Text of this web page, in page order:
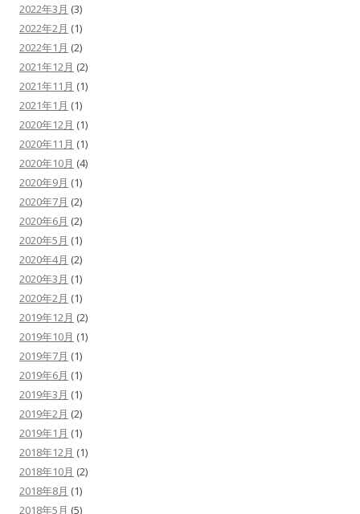
2022年3月 (3)
2022年2月 (1)
2022年1月 (2)
2021年12月 (2)
2021年11月 (1)
2021年1月 (1)
2020年12月 (1)
2020年11月 (1)
2020年10月 (4)
2020年9月 (1)
2020年7月 (2)
2020年6月 (2)
2020年5月 (1)
2020年4月 (2)
2020年3月 (1)
2020年2月 (1)
2019年12月 (2)
2019年10月 (1)
2019年7月 (1)
2019年6月 (1)
2019年3月 (1)
2019年2月 (2)
2019年1月 (1)
2018年12月 (1)
2018年10月 (2)
2018年8月 (1)
2018年5月 (5)